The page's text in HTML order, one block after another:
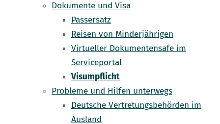
Dokumente und Visa
Passersatz
Reisen von Minderjährigen
Virtueller Dokumentensafe im
Serviceportal
Visumpflicht
Probleme und Hilfen unterwegs
Deutsche Vertretungsbehörden im
Ausland